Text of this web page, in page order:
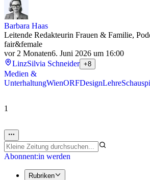
Barbara Haas
Leitende Redakteurin Frauen & Familie,
fair&female
vor 2 Monaten6. Juni 2026 um 16:00
LinzSilvia Schneider +8
Medien &
UnterhaltungWienORFDesignLehre
1
Abonnent:in werden
Rubriken